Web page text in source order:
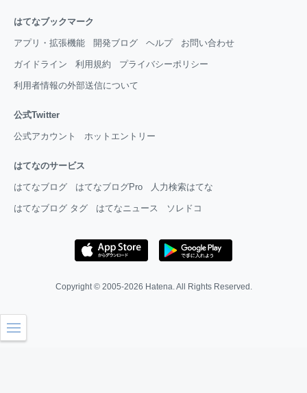
はてなブックマーク
アプリ・拡張機能 開発ブログ ヘルプ お問い合わせ
ガイドライン 利用規約 プライバシーポリシー
利用者情報の外部送信について
公式Twitter
公式アカウント ホットエントリー
はてなのサービス
はてなブログ はてなブログPro 人力検索はてな
はてなブログ タグ はてなニュース ソレドコ
Copyright © 2005-2026 Hatena. All Rights Reserved.